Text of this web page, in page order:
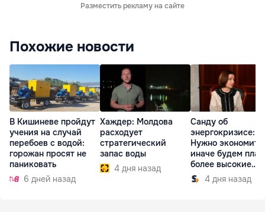
Разместить рекламу на сайте
Похожие новости
В Кишиневе пройдут
учения на случай
перебоев с водой:
горожан просят не
паниковать
6 дней назад
Хаждер: Молдова
расходует
стратегический
запас воды
4 дня назад
Санду об
энергокризисе:
Нужно экономить,
иначе будем
более высокие
тарифы
4 дня назад